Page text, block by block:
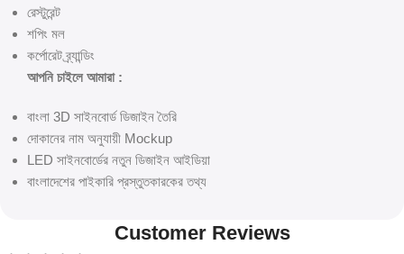
রেস্টুরেন্ট
শপিং মল
কর্পোরেট ব্র্যান্ডিং
আপনি চাইলে আমারা :
বাংলা 3D সাইনবোর্ড ডিজাইন তৈরি
দোকানের নাম অনুযায়ী Mockup
LED সাইনবোর্ডের নতুন ডিজাইন আইডিয়া
বাংলাদেশের পাইকারি প্রস্তুতকারকের তথ্য
Customer Reviews